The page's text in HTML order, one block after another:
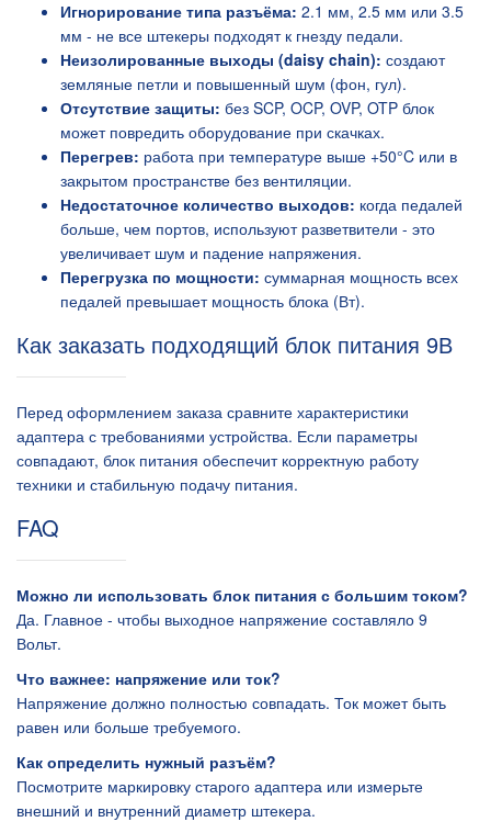
Игнорирование типа разъёма: 2.1 мм, 2.5 мм или 3.5
мм - не все штекеры подходят к гнезду педали.
Неизолированные выходы (daisy chain): создают
земляные петли и повышенный шум (фон, гул).
Отсутствие защиты: без SCP, OCP, OVP, OTP блок
может повредить оборудование при скачках.
Перегрев: работа при температуре выше +50°C или в
закрытом пространстве без вентиляции.
Недостаточное количество выходов: когда педалей
больше, чем портов, используют разветвители - это
увеличивает шум и падение напряжения.
Перегрузка по мощности: суммарная мощность всех
педалей превышает мощность блока (Вт).
Как заказать подходящий блок питания 9В
Перед оформлением заказа сравните характеристики
адаптера с требованиями устройства. Если параметры
совпадают, блок питания обеспечит корректную работу
техники и стабильную подачу питания.
FAQ
Можно ли использовать блок питания с большим током?
Да. Главное - чтобы выходное напряжение составляло 9
Вольт.
Что важнее: напряжение или ток?
Напряжение должно полностью совпадать. Ток может быть
равен или больше требуемого.
Как определить нужный разъём?
Посмотрите маркировку старого адаптера или измерьте
внешний и внутренний диаметр штекера.